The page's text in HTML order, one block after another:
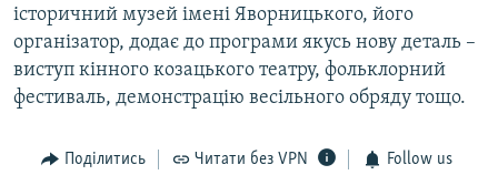
історичний музей імені Яворницького, його
організатор, додає до програми якусь нову деталь –
виступ кінного козацького театру, фольклорний
фестиваль, демонстрацію весільного обряду тощо.
Поділитись Читати без VPN Follow us